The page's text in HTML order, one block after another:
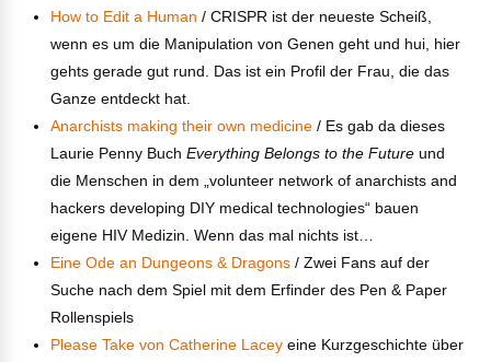
How to Edit a Human / CRISPR ist der neueste Scheiß,
wenn es um die Manipulation von Genen geht und hui, hier
gehts gerade gut rund. Das ist ein Profil der Frau, die das
Ganze entdeckt hat.
Anarchists making their own medicine/ Es gab da dieses
Laurie Penny Buch Everything Belongs to the Futureund
die Menschen in dem „volunteer network of anarchists and
hackers developing DIY medical technologies“ bauen
eigene HIV Medizin. Wenn das mal nichts ist…
Eine Ode an Dungeons & Dragons/ Zwei Fans auf der
Suche nach dem Spiel mit dem Erfinder des Pen & Paper
Rollenspiels
Please Take von Catherine Laceyeine Kurzgeschichte über